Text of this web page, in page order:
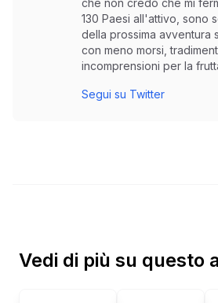
che non credo che mi
130 Paesi all'attivo, sono
della prossima avventura
con meno morsi,
incomprensioni per la
Segui su Twitter
Vedi di più su questo